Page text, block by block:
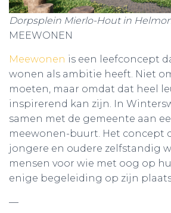
Dorpsplein Mierlo-Hout in
MEEWONEN
Meewonen is een leefconcept
wonen als ambitie heeft. Niet
moeten, maar omdat dat heel
inspirerend kan zijn. In
samen met de gemeente aan
meewonen-buurt. Het concept
jongere en oudere zelfstandig
mensen voor wie met oog op
enige begeleiding op zijn plaats
—